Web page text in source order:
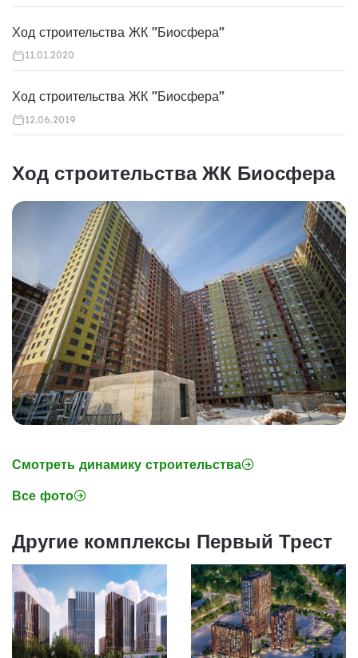
Ход строительства ЖК "Биосфера"
11.01.2020
Ход строительства ЖК "Биосфера"
12.06.2019
Ход строительства ЖК Биосфера
Смотреть динамику строительства
Все фото
Другие комплексы Первый Трест